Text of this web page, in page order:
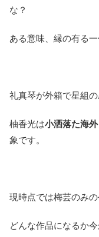
な？
ある意味、縁の有る
礼真琴が外箱で星組の
柚香光は小洒落た海
象です。
現時点では梅芸のみ
どんな作品になるか